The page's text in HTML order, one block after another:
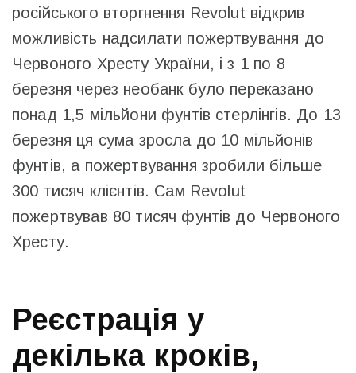
російського вторгнення Revolut відкрив
можливість надсилати пожертвування до
Червоного Хресту України, і з 1 по 8
березня через необанк було переказано
понад 1,5 мільйони фунтів стерлінгів. До 13
березня ця сума зросла до 10 мільйонів
фунтів, а пожертвування зробили більше
300 тисяч клієнтів. Сам Revolut
пожертвував 80 тисяч фунтів до Червоного
Хресту.
Реєстрація у
декілька кроків,